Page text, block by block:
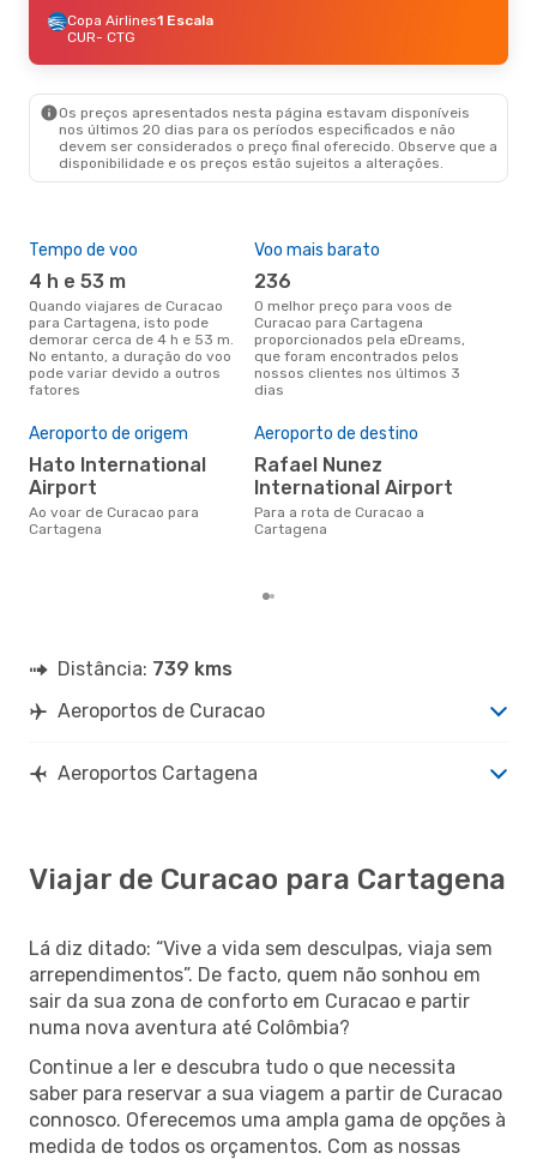
Copa Airlines1 Escala
CUR- CTG
CTG- CUR
Copa Airlines1 Escala
CUR- CTG
Os preços apresentados nesta página estavam disponíveis
nos últimos 20 dias para os períodos especificados e não
devem ser considerados o preço final oferecido. Observe que a
disponibilidade e os preços estão sujeitos a alterações.
Tempo de voo
4 h e 53 m
Quando viajares de Curacao
para Cartagena, isto pode
demorar cerca de 4 h e 53 m.
No entanto, a duração do voo
pode variar devido a outros
fatores
Voo mais barato
236
O melhor preço para voos de
Curacao para Cartagena
proporcionados pela eDreams,
que foram encontrados pelos
nossos clientes nos últimos 3
dias
Aeroporto de origem
Hato International
Airport
Ao voar de Curacao para
Cartagena
Aeroporto de destino
Rafael Nunez
International Airport
Para a rota de Curacao a
Cartagena
Distância: 739 kms
Aeroportos de Curacao
Aeroportos Cartagena
Viajar de Curacao para Cartagena
Lá diz ditado: “Vive a vida sem desculpas, viaja sem
arrependimentos”. De facto, quem não sonhou em
sair da sua zona de conforto em Curacao e partir
numa nova aventura até Colômbia?
Continue a ler e descubra tudo o que necessita
saber para reservar a sua viagem a partir de Curacao
connosco. Oferecemos uma ampla gama de opções à
medida de todos os orçamentos. Com as nossas